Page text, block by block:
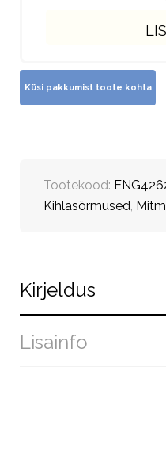
Tootekood:
Kihlasõrmused
Kirjeldus
Lisainfo